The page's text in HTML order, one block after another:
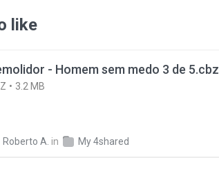
like
- Homem sem medo 3 de 5.cbz
3.2 MB
Roberto A. in My 4shared